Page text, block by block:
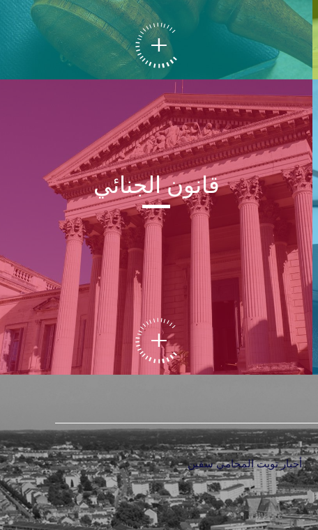
قانون الجنائي
أخبار تويت المحامي سقين